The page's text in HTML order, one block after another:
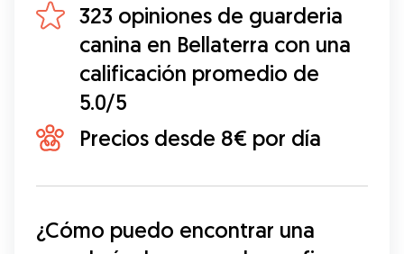
323 opiniones de guarderia
canina en Bellaterra con una
calificación promedio de
5.0/5
Precios desde 8€ por día
¿Cómo puedo encontrar una